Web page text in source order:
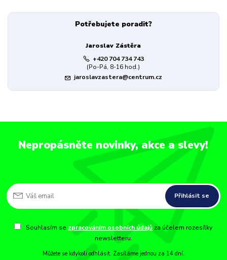
Potřebujete poradit?
Jaroslav Zástěra
+420 704 734 743
(Po-Pá, 8-16 hod.)
jaroslavzastera@centrum.cz
Nepropásněte novinky, akce a slevy!
Přihlásit se
Souhlasím se zpracováním osobních údajů za účelem rozesílky
newsletteru.
Můžete se kdykoli odhlásit. Zasíláme jednou za 14 dní.